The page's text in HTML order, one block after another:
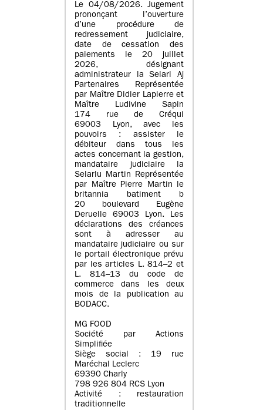
Le 04/08/2026. Jugement
prononçant l’ouverture
d’une procédure de
redressement judiciaire,
date de cessation des
paiements le 20 juillet
2026, désignant
administrateur la Selarl Aj
Partenaires Représentée
par Maître Didier Lapierre et
Maître Ludivine Sapin
174 rue de Créqui
69003 Lyon, avec les
pouvoirs : assister le
débiteur dans tous les
actes concernant la gestion,
mandataire judiciaire la
Selarlu Martin Représentée
par Maître Pierre Martin le
britannia batiment b
20 boulevard Eugène
Deruelle 69003 Lyon. Les
déclarations des créances
sont à adresser au
mandataire judiciaire ou sur
le portail électronique prévu
par les articles L. 814–2 et
L. 814–13 du code de
commerce dans les deux
mois de la publication au
BODACC.
MG FOOD
Société par Actions
Simplifiée
Siège social : 19 rue
Maréchal Leclerc
69390 Charly
798 926 804 RCS Lyon
Activité : restauration
traditionnelle